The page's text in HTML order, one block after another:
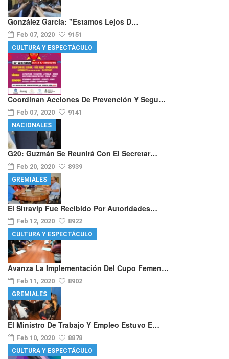
González García: "Estamos Lejos D…
Feb 07, 2020 9151
Coordinan Acciones De Prevención Y Segu…
Feb 07, 2020 9141
CULTURA Y ESPECTÁCULO
G20: Guzmán Se Reunirá Con El Secretar…
Feb 20, 2020 8939
NACIONALES
El Sitravip Fue Recibido Por Autoridades…
Feb 12, 2020 8922
GREMIALES
Avanza La Implementación Del Cupo Femen…
Feb 11, 2020 8902
CULTURA Y ESPECTÁCULO
El Ministro De Trabajo Y Empleo Estuvo E…
Feb 10, 2020 8878
GREMIALES
CULTURA Y ESPECTÁCULO